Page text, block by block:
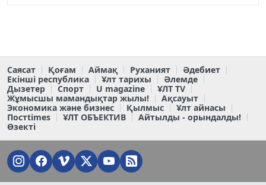
Саясат Қоғам Аймақ Руханият
Әдебиет
Екінші республика
Ұлт тарихы
Әлемде
Дызетер
Спорт U magazine
ҰЛТ TV
Жұмысшы мамандықтар жылы!
Ақсауыт
Экономика және бизнес
Қылмыс
Ұлт айнасы
Постtimes
ҰЛТ ОБЪЕКТИВ
Айтылды - орындалды!
Өзекті